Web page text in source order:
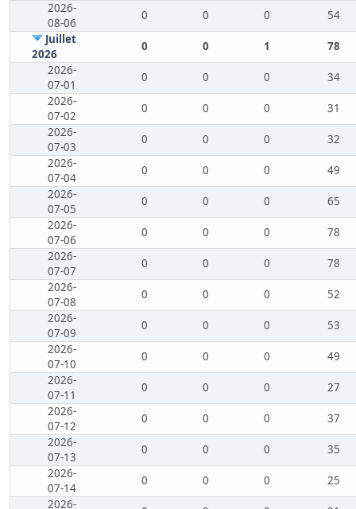
2026-
08-06
0 0 0
54
Juillet
2026
0 0 1
78
2026-
07-01
0 0 0
34
2026-
07-02
0 0 0
31
2026-
07-03
0 0 0
32
2026-
07-04
0 0 0
49
2026-
07-05
0 0 0
65
2026-
07-06
0 0 0
78
2026-
07-07
0 0 0
78
2026-
07-08
0 0 0
52
2026-
07-09
0 0 0
53
2026-
07-10
0 0 0
49
2026-
07-11
0 0 0
27
2026-
07-12
0 0 0
37
2026-
07-13
0 0 0
35
2026-
07-14
0 0 0
25
2026-